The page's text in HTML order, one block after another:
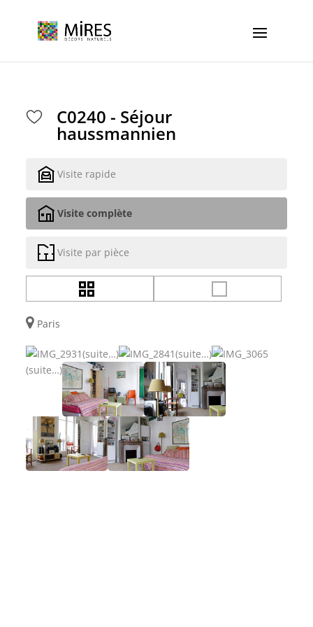
C0240 - Séjour
haussmannien
Visite rapide
Visite complète
Visite par pièce
Paris
(suite…)
(suite…)
(suite…)